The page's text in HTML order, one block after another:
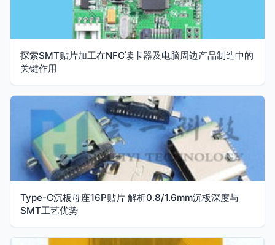
探索SMT贴片加工在NFC读卡器及电脑周边产品制造中的
关键作用
Type-C沉板母座16P贴片 解析0.8/1.6mm沉板深度与
SMT工艺优势